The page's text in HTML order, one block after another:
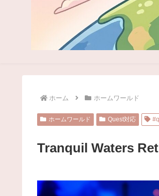
ホーム ホームワールド
ホームワールド Quest対応
Tranquil Waters